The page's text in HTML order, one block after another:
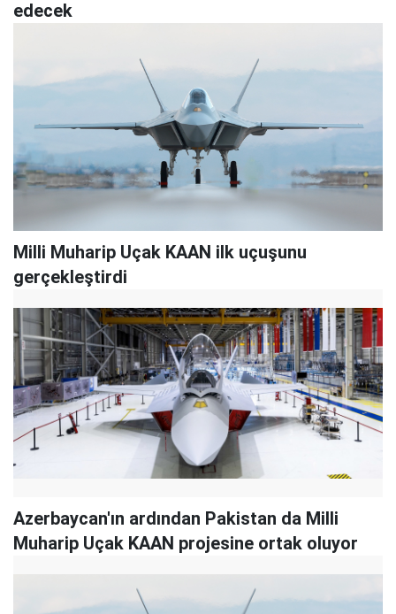
edecek
Milli Muharip Uçak KAAN ilk uçuşunu
gerçekleştirdi
Azerbaycan'ın ardından Pakistan da Milli
Muharip Uçak KAAN projesine ortak oluyor